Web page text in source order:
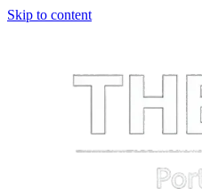
Skip to content